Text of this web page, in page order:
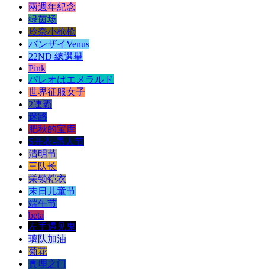
兩週年紀念
绿茵场
玲奈小枪枪
バンザイVenus
22ND 總選舉
Pink
パレオはエメラルド
世界征服女子
2連霸
迷路
肥秋的宝库
S开衣-愚人节
清明节
三队长
栄锁铠衣
末日儿童节
端午节
beta
左手遇见鬼
璃队加油
菊花
真理之门